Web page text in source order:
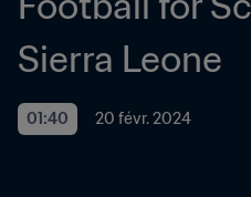
Sierra Leone
01:40 20 févr. 2024